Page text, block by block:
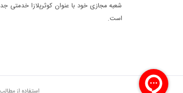
شعبه مجازی خود با عنوان کوثرپلازا خدمتی
است.
استفاده از